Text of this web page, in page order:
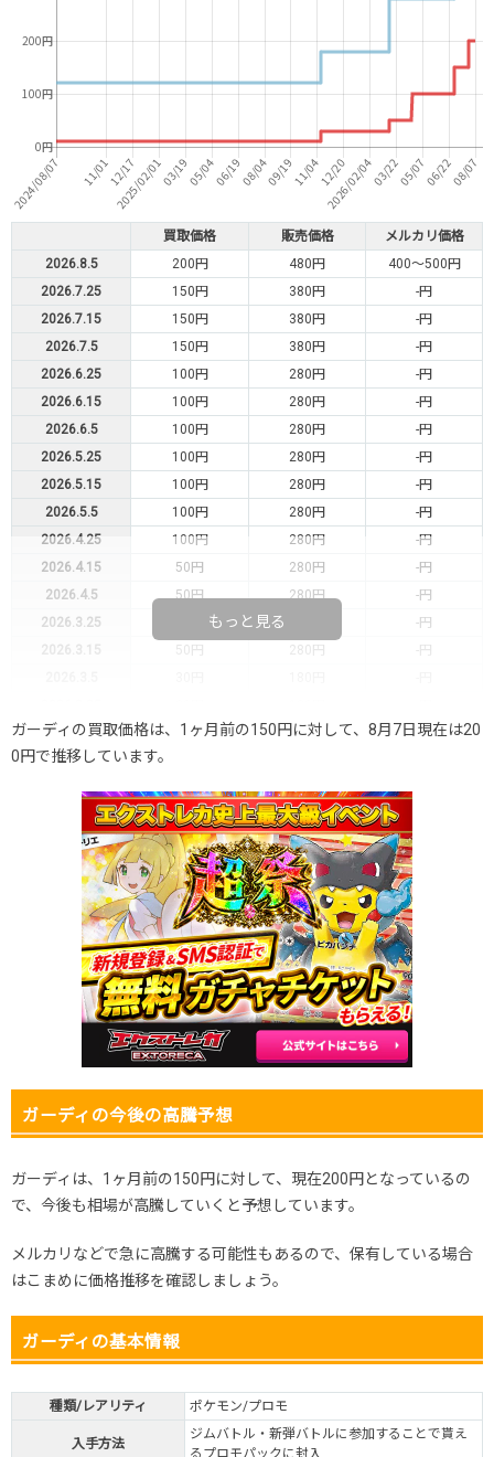
買取価格 販売価格
メルカリ価格
2026.8.5
200円 480円
400～500円
2026.7.25
150円 380円
-円
2026.7.15
150円 380円
-円
2026.7.5
150円 380円
-円
2026.6.25
100円 280円
-円
2026.6.15
100円 280円
-円
2026.6.5
100円 280円
-円
2026.5.25
100円 280円
-円
2026.5.15
100円 280円
-円
2026.5.5
100円 280円
-円
2026.4.25
100円 280円
-円
2026.4.15
50円 280円
-円
2026.4.5
50円 280円
-円
2026.3.25
-円
2026.3.15
50円 280円
-円
2026.2.15
30円 180円
-円
2026.2.5
2026.1.25
30円 180円
2026.1.15
30円 180円
2026.1.5
30円 180円
2025.12.25
30円 180円
2025.12.15
30円 180円
2025.12.5
30円 180円
2025.11.25
30円 180円
2025.11.15
30円 180円
2025.11.5
30円未満 120円
30円未満 120円
発売日初動
-円 -円
もっと見る
ガーディの買取価格は、1ヶ月前の150円に対して、8月7日現在は20
0円で推移しています。
ガーディの今後の高騰予想
ガーディは、1ヶ月前の150円に対して、現在200円となっているの
で、今後も相場が高騰していくと予想しています。
メルカリなどで急に高騰する可能性もあるので、保有している場合
はこまめに価格推移を確認しましょう。
ガーディの基本情報
種類/レアリティ ポケモン/プロモ
入手方法
ジムバトル・新弾バトルに参加することで貰え
るプロモパックに封入